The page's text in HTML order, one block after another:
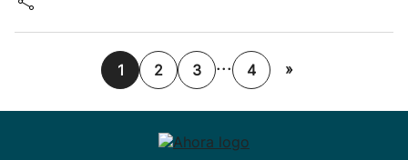
1 2 3 ... 4 »